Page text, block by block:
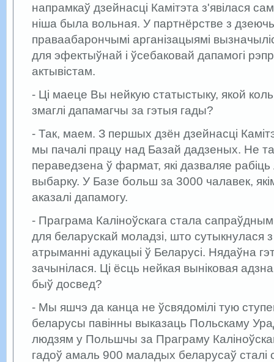
напрамкаў дзейнасці Камітэта з'явілася
ніша была вольная. У партнёрстве з
праваабарончымі арганізацыямі
для эфектыўнай і ўсебаковай дапамогі
актывістам.
- Ці маеце Вы нейкую статыстыку, якой
змаглі дапамагчы за гэтыя гады?
- Так, маем. З першых дзён дзейнасці
мы пачалі працу над Базай дадзеных. Не
пераведзена ў фармат, які дазваляе
выбарку. У Базе больш за 3000 чалавек,
аказалі дапамогу.
- Праграма Каліноўскага стала
для беларускай моладзі, што сутыкнулася з
атрыманні адукацыі ў Беларусі. Нядаўна
зачынілася. Ці ёсць нейкая выніковая
быў досвед?
- Мы яшчэ да канца не ўсвядомілі тую
беларусы павінны выказаць Польскаму
людзям у Польшчы за Праграму
гадоў амаль 900 маладых беларусаў сталі